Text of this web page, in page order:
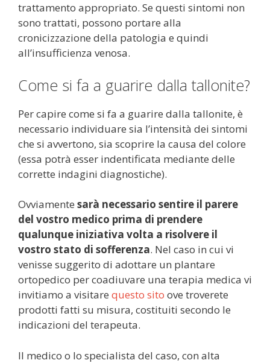
trattamento appropriato. Se questi sintomi non
sono trattati, possono portare alla
cronicizzazione della patologia e quindi
all’insufficienza venosa.
Come si fa a guarire dalla tallonite?
Per capire come si fa a guarire dalla tallonite, è
necessario individuare sia l’intensità dei sintomi
che si avvertono, sia scoprire la causa del colore
(essa potrà esser indentificata mediante delle
corrette indagini diagnostiche).
Ovviamente sarà necessario sentire il parere
del vostro medico prima di prendere
qualunque iniziativa volta a risolvere il
vostro stato di sofferenza. Nel caso in cui vi
venisse suggerito di adottare un plantare
ortopedico per coadiuvare una terapia medica vi
invitiamo a visitare questo sito ove troverete
prodotti fatti su misura, costituiti secondo le
indicazioni del terapeuta.
Il medico o lo specialista del caso, con alta